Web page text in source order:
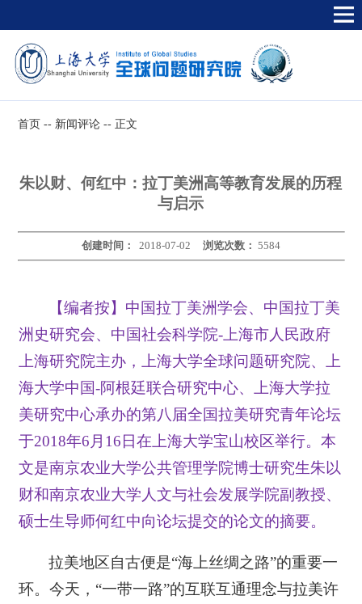
首页 -- 新闻评论 -- 正文
朱以财、何红中：拉丁美洲高等教育发展的历程
与启示
创建时间： 2018-07-02 浏览次数： 5584
【编者按】中国拉丁美洲学会、中国拉丁美
洲史研究会、中国社会科学院-上海市人民政府
上海研究院主办，上海大学全球问题研究院、上
海大学中国-阿根廷联合研究中心、上海大学拉
美研究中心承办的第八届全国拉美研究青年论坛
于2018年6月16日在上海大学宝山校区举行。本
文是南京农业大学公共管理学院博士研究生朱以
财和南京农业大学人文与社会发展学院副教授、
硕士生导师何红中向论坛提交的论文的摘要。
拉美地区自古便是“海上丝绸之路”的重要一
环。今天，“一带一路”的互联互通理念与拉美许